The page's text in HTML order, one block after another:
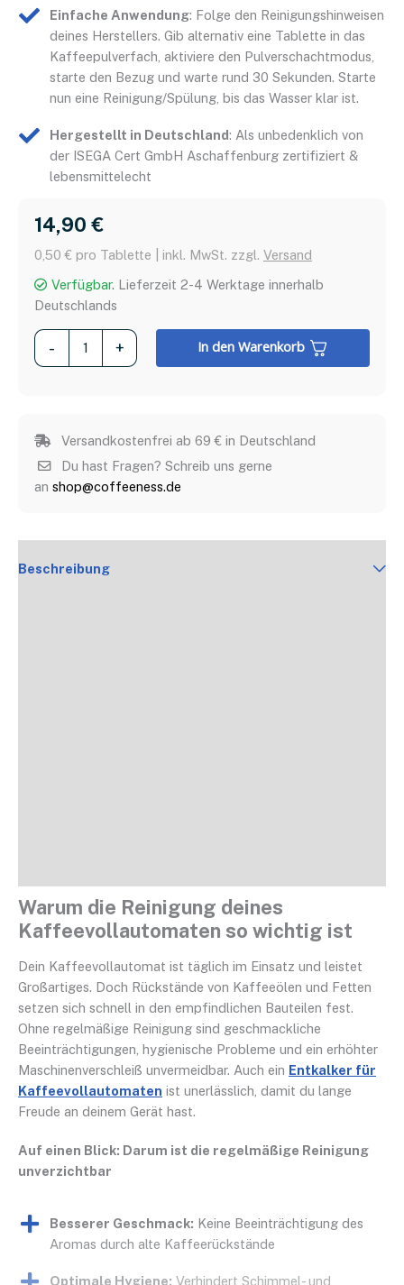
14,90 €
0,50 € pro Tablette | inkl. MwSt. zzgl. Versand
Verfügbar. Lieferzeit 2-4 Werktage innerhalb
Deutschlands
Versandkostenfrei ab 69 € in Deutschland
Du hast Fragen? Schreib uns gerne
an shop@coffeeness.de
Einfache Anwendung: Folge den Reinigungshinweisen
deines Herstellers. Gib alternativ eine Tablette in das
Kaffeepulverfach, aktiviere den Pulverschachtmodus,
starte den Bezug und warte rund 30 Sekunden. Starte
nun eine Reinigung/Spülung, bis das Wasser klar ist.
Hergestellt in Deutschland: Als unbedenklich von
der ISEGA Cert GmbH Aschaffenburg zertifiziert &
lebensmittelecht
-
Reinigungstabletten,
30
+ In den Warenkorb
Beschreibung
Warum die Reinigung deines
Kaffeevollautomaten so wichtig ist
Dein Kaffeevollautomat ist täglich im Einsatz und leistet
Großartiges. Doch Rückstände von Kaffeeölen und Fetten
setzen sich schnell in den empfindlichen Bauteilen fest.
Ohne regelmäßige Reinigung sind geschmackliche
Beeinträchtigungen, hygienische Probleme und ein erhöhter
Maschinenverschleiß unvermeidbar. Auch ein Entkalker für
Kaffeevollautomaten ist unerlässlich, damit du lange
Freude an deinem Gerät hast.
Auf einen Blick: Darum ist die regelmäßige Reinigung
unverzichtbar
Besserer Geschmack: Keine Beeinträchtigung des
Aromas durch alte Kaffeerückstände
Optimale Hygiene: Verhindert Schimmel- und